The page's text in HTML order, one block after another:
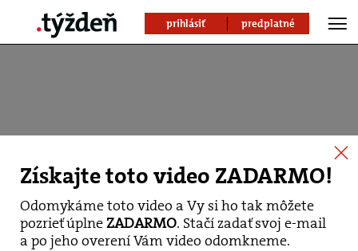
prihlásiť predplatné
Získajte toto video ZADARMO!
Odomykáme toto video a Vy si ho tak môžete
pozrieť úplneZADARMO. Stačí zadať svoj e-mail
a po jeho overení Vám video odomkneme.